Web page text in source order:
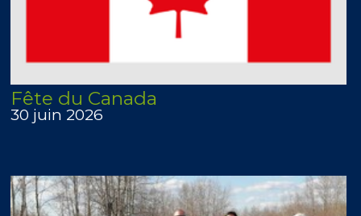
Fête du Canada
30 juin 2026